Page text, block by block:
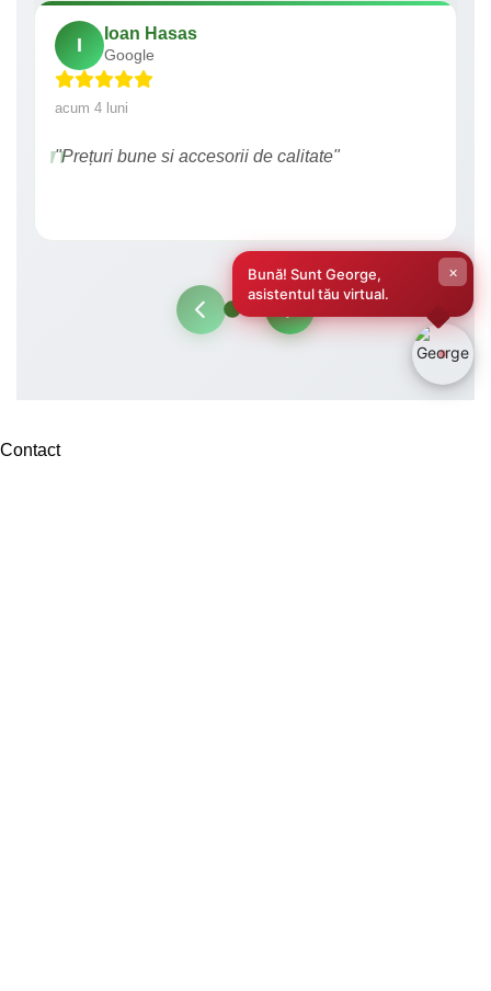
I
Ioan Hasas
Google
acum 4 luni
"Prețuri bune si accesorii de calitate"
Contact
Bună! Sunt George,
asistentul tău virtual.
×